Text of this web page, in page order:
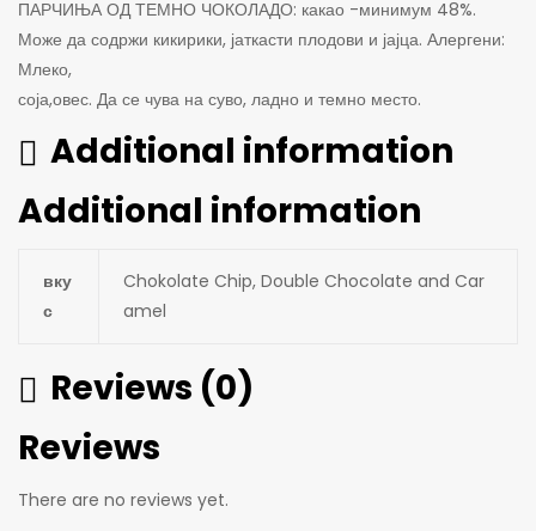
ПАРЧИЊА ОД ТЕМНО ЧОКОЛАДО: какао -минимум 48%.
Може да содржи кикирики, јаткасти плодови и јајца. Алергени:
Млеко,
соја,овес. Да се чува на суво, ладно и темно место.
Additional information
Additional information
вку
с
Chokolate Chip, Double Chocolate and Car
amel
Reviews (0)
Reviews
There are no reviews yet.